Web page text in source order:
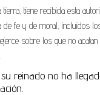
tiene recibida esta
fe y de moral, incluidos
sobre los que no
reinado no ha